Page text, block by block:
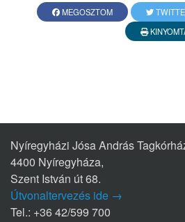
MEGOSZTOM
Nyíregyházi Jósa András
4400 Nyíregyháza,
Szent István út 68.
Útvonaltervezés ide →
Tel.: +36 42/599 700